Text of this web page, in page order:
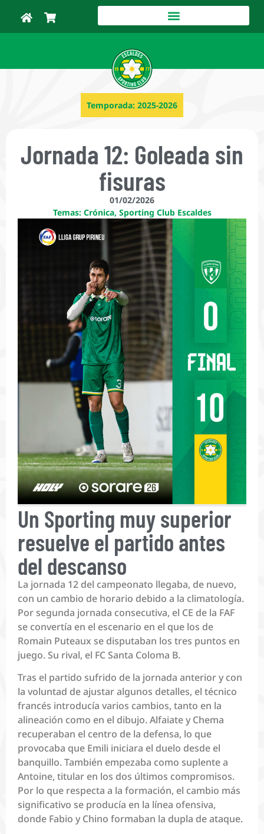
Temporada: 2025-2026
Jornada 12: Goleada sin
fisuras
01/02/2026
Temas: Crónica, Sporting Club Escaldes
Un Sporting muy superior
resuelve el partido antes
del descanso
La jornada 12 del campeonato llegaba, de nuevo,
con un cambio de horario debido a la climatología.
Por segunda jornada consecutiva, el CE de la FAF
se convertía en el escenario en el que los de
Romain Puteaux se disputaban los tres puntos en
juego. Su rival, el FC Santa Coloma B.
Tras el partido sufrido de la jornada anterior y con
la voluntad de ajustar algunos detalles, el técnico
francés introducía varios cambios, tanto en la
alineación como en el dibujo. Alfaiate y Chema
recuperaban el centro de la defensa, lo que
provocaba que Emili iniciara el duelo desde el
banquillo. También empezaba como suplente a
Antoine, titular en los dos últimos compromisos.
Por lo que respecta a la formación, el cambio más
significativo se producía en la línea ofensiva,
donde Fabio y Chino formaban la dupla de ataque.